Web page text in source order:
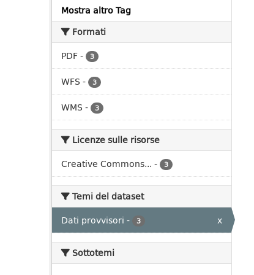
Mostra altro Tag
Formati
PDF- 3
WFS - 3
WMS - 3
Licenze sulle risorse
Creative Commons... - 3
Temi del dataset
Dati provvisori - 3 x
Sottotemi